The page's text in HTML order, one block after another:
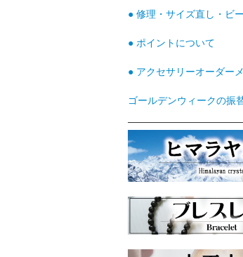
● 修理・サイズ直し・ビ
● ポイントについて
● アクセサリーオーダー
ゴールデンウィークの振